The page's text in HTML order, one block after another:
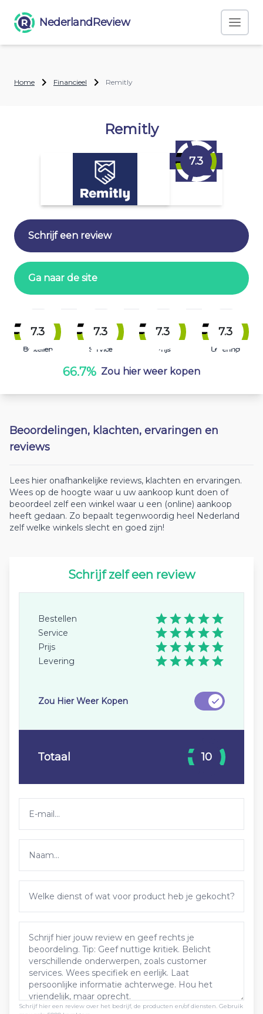
NederlandReview
Home Financieel Remitly
Remitly
7.3
Schrijf een review
Ga naar de site
7.3
Bestellen
7.3
Service
7.3
Prijs
7.3
Levering
66.7% Zou hier weer kopen
Beoordelingen, klachten, ervaringen en
reviews
Lees hier onafhankelijke reviews, klachten en ervaringen.
Wees op de hoogte waar u uw aankoop kunt doen of
beoordeel zelf een winkel waar u een (online) aankoop
heeft gedaan. Zo bepaalt tegenwoordig heel Nederland
zelf welke winkels slecht en goed zijn!
Schrijf zelf een review
Schrijf hier een review over het bedrijf, de producten en/of diensten. Gebruik
Bestellen
Service
Prijs
Levering
Zou Hier Weer Kopen
Totaal 10